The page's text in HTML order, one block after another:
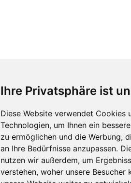
Ihre Privatsphäre ist
Diese Website verwendet Cookies
Technologien, um Ihnen ein
zu ermöglichen und die Werbung,
an Ihre Bedürfnisse anzupassen.
nutzen wir außerdem, um
verstehen, woher unsere Besucher